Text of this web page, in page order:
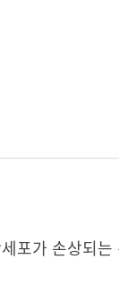
포가 손상되는